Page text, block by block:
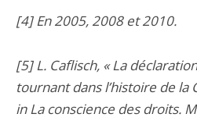
[4] En 2005, 2008 et 2010.
[5] L. Caflisch, « La
tournant dans l’histoire de la
in La conscience des droits.